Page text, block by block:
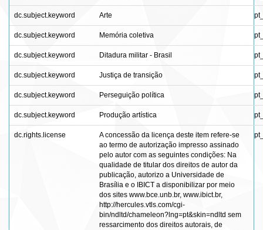
dc.subject.keyword Arte
dc.subject.keyword Memória coletiva
dc.subject.keyword Ditadura militar - Brasil
dc.subject.keyword Justiça de transição
dc.subject.keyword Perseguição política
dc.subject.keyword Produção artística
dc.rights.license
A concessão da licença deste item refere-se
ao termo de autorização impresso assinado
pelo autor com as seguintes condições: Na
qualidade de titular dos direitos de autor da
publicação, autorizo a Universidade de
Brasília e o IBICT a disponibilizar por meio
dos sites www.bce.unb.br, www.ibict.br,
http://hercules.vtls.com/cgi-
bin/ndltd/chameleon?lng=pt&skin=ndltd sem
ressarcimento dos direitos autorais, de